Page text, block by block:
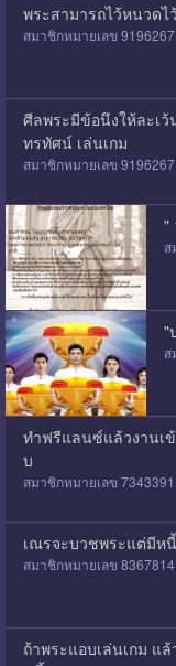
พระสามารถไว้หนวดไ
สมาชิกหมายเลข 9196267
ศีลพระมีข้อนึงให้ละเ
ทรทัศน์ เล่นเกม
สมาชิกหมายเลข 9196267
"
ส
"
ส
ทำฟรีแลนซ์แล้วงานเ
บ
สมาชิกหมายเลข 7343391
เณรจะบวชพระแต่มีห
สมาชิกหมายเลข 8367814
ถ้าพระแอบเล่นเกม แ